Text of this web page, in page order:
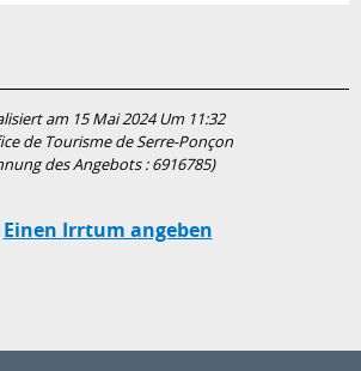
am 15 Mai 2024 Um 11:32
de Tourisme de Serre-Ponçon
des Angebots :6916785)
Einen Irrtum angeben